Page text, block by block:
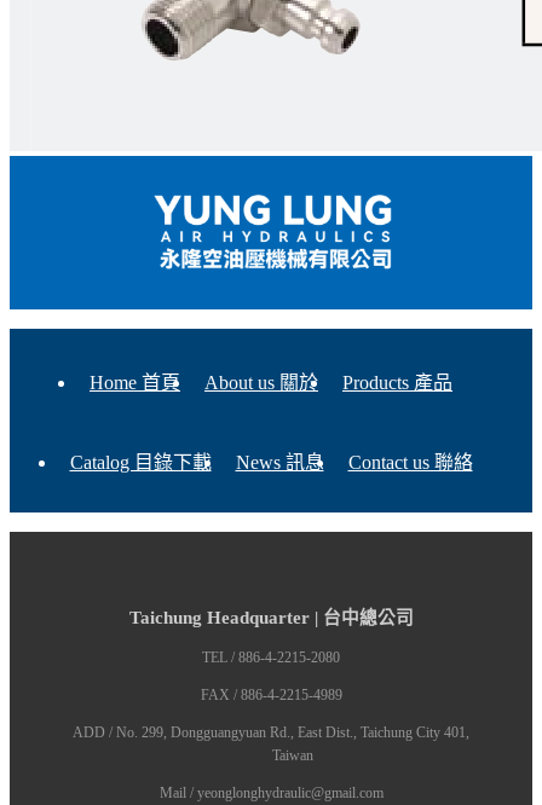
Home 首頁 About us 關於 Products 產品
Catalog 目錄下載 News 訊息 Contact us 聯絡
Taichung Headquarter | 台中總公司
TEL / 886-4-2215-2080
FAX / 886-4-2215-4989
ADD / No. 299, Dongguangyuan Rd., East Dist., Taichung City 401,
Taiwan
Mail / yeonglonghydraulic@gmail.com